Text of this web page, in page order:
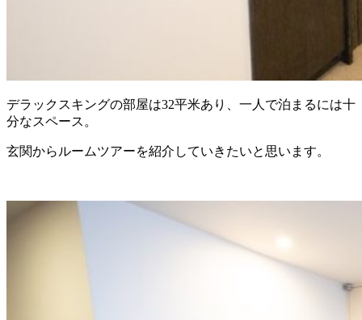
デラックスキングの部屋は32平米あり、一人で泊まるには十
分なスペース。
玄関からルームツアーを紹介していきたいと思います。